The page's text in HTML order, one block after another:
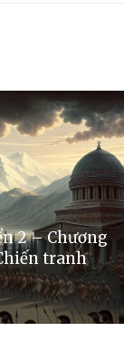
2 – Chương
tranh